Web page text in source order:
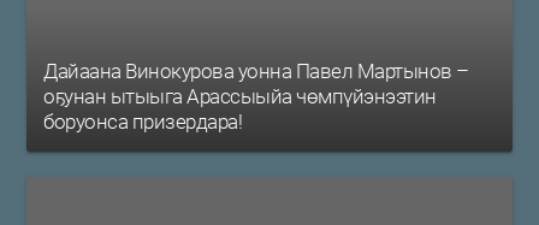
Дайаана Винокурова уонна Павел Мартынов –
оҕунан ытыыга Арассыыйа чөмпүйэнээтин
боруонса призердара!